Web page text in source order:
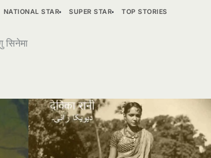
NATIONAL STAR SUPER STAR TOP STORIES
सिनेमा